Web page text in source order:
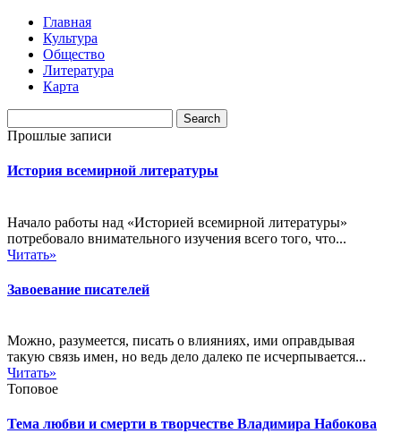
Главная
Культура
Общество
Литература
Карта
Прошлые записи
История всемирной литературы
Начало работы над «Историей всемирной литературы»
потребовало внимательного изучения всего того, что...
Читать»
Завоевание писателей
Можно, разумеется, писать о влияниях, ими оправдывая
такую связь имен, но ведь дело далеко пе исчерпывается...
Читать»
Топовое
Тема любви и смерти в творчестве Владимира Набокова